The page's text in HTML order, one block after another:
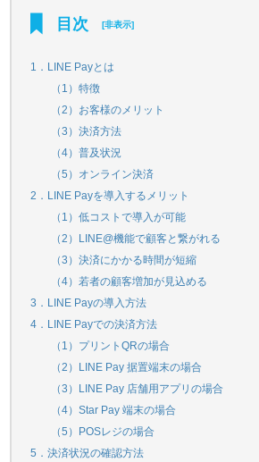
目次 [非表示]
1．LINE Payとは
（1）特徴
（2）お客様のメリット
（3）決済方法
（4）普及状況
（5）オンライン決済
2．LINE Payを導入するメリット
（1）低コストで導入が可能
（2）LINE@機能で顧客と繋がれる
（3）決済にかかる時間が短縮
（4）若者の顧客増加が見込める
3．LINE Payの導入方法
4．LINE Payでの決済方法
（1）プリントQRの場合
（2）LINE Pay 据置端末の場合
（3）LINE Pay 店舗用アプリの場合
（4）Star Pay 端末の場合
（5）POSレジの場合
5．決済状況の確認方法